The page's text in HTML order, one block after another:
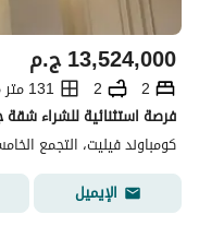
ج.م13,524,000
2
2
131 متر مربع
كومباوند فيليت، التجمع
الإيميل